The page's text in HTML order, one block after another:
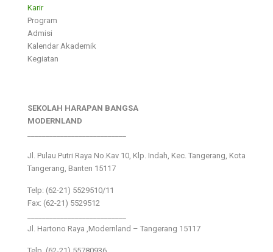
Karir
Program
Admisi
Kalendar Akademik
Kegiatan
SEKOLAH HARAPAN BANGSA
MODERNLAND
Jl. Pulau Putri Raya No.Kav 10, Klp. Indah, Kec. Tangerang, Kota
Tangerang, Banten 15117
Telp: (62-21) 5529510/11
Fax: (62-21) 5529512
Jl. Hartono Raya ,Modernland – Tangerang 15117